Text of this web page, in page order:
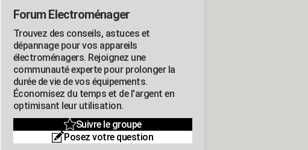
Forum Electroménager
Trouvez des conseils, astuces et
dépannage pour vos appareils
électroménagers. Rejoignez une
communauté experte pour prolonger la
durée de vie de vos équipements.
Économisez du temps et de l'argent en
optimisant leur utilisation.
Suivre le groupe
Posez votre question